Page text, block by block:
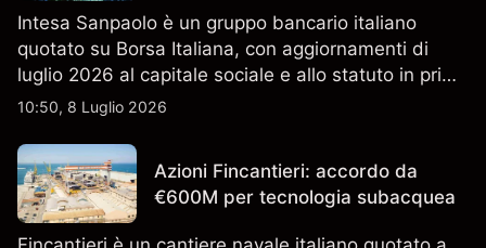
Intesa Sanpaolo è un gruppo bancario italiano
quotato su Borsa Italiana, con aggiornamenti di
luglio 2026 al capitale sociale e allo statuto in primo
piano. Esplora i target price ISP di terze parti e
un indicatore affidabile dei risultati futuri.
10:50, 8 Luglio 2026
Azioni Fincantieri: accordo da
€600M per tecnologia subacquea